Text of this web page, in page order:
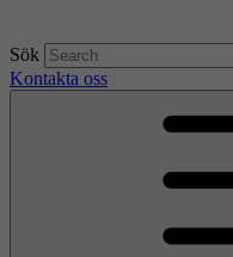
Sök
Kontakta oss